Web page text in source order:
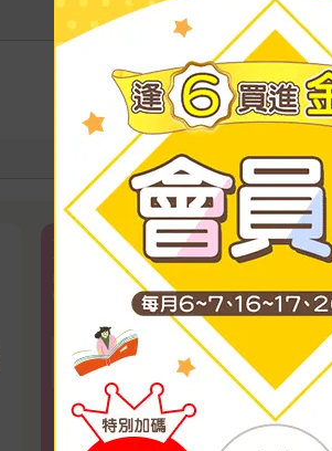
寫評價